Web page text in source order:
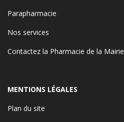
Parapharmacie
Nos services
Contactez la Pharmacie de la Mairie
MENTIONS LÉGALES
Plan du site